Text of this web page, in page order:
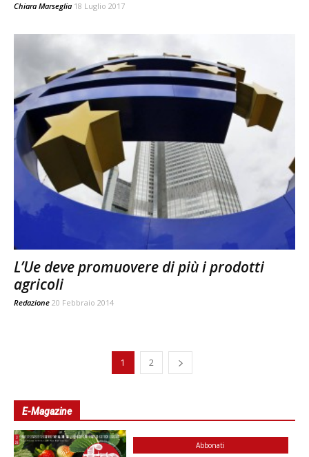
Chiara Marseglia 18 Luglio 2017
L’Ue deve promuovere di più i prodotti
agricoli
Redazione 20 Febbraio 2014
1 2
E-Magazine
Abbonati